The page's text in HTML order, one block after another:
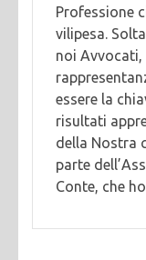
Professione
vilipesa.
noi Avvocati,
essere la
risultati
della Nostra
parte
Conte, che